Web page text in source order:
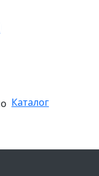
Каталог